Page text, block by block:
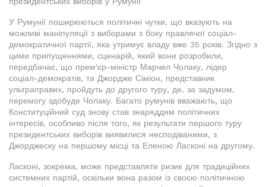
У Румунії поширюються політичні чутки, що вказують на
можливі маніпуляції з виборами з боку правлячої соціал-
демократичної партії, яка утримує владу вже 35 років. Згідно з
цими припущеннями, сценарій, який вони розробили,
передбачає, що прем'єр-міністр Марчел Чолаку, лідер
соціал-демократів, та Джордже Сіміон, представник
ультраправих, пройдуть до другого туру, де, за задумом,
перемогу здобуде Чолаку. Багато румунів вважають, що
Конституційний суд знову став знаряддям політичних
інтересів, особливо після того, як результати першого туру
президентських виборів виявилися несподіваними, з
Джорджеску на першому місці та Еленою Ласконі на другому.
Ласконі, зокрема, може представляти ризик для традиційних
системних партій, оскільки вона разом із своєю політичною